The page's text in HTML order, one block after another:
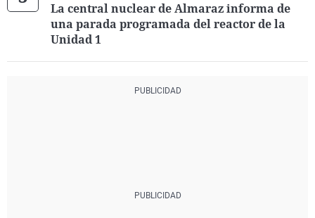
La central nuclear de Almaraz informa de
una parada programada del reactor de la
Unidad 1